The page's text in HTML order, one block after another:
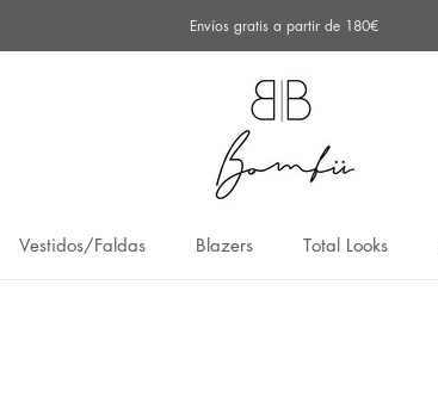
Envíos gratis a partir de 180€
Vestidos/Faldas
Blazers
Total Looks